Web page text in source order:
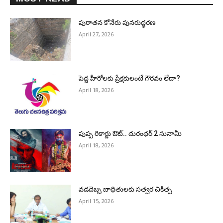
పురాత‌న కోనేరు పున‌రుద్ధ‌ర‌ణ
April 27, 2026
పెద్ద హీరోల‌కు ప్రేక్ష‌కులంటే గౌర‌వం లేదా?
April 18, 2026
పుష్ప రికార్డు ఔట్‌.. దురంధ‌ర్ 2 సునామీ
April 18, 2026
వడదెబ్బ బాధితులకు సత్వర చికిత్స
April 15, 2026